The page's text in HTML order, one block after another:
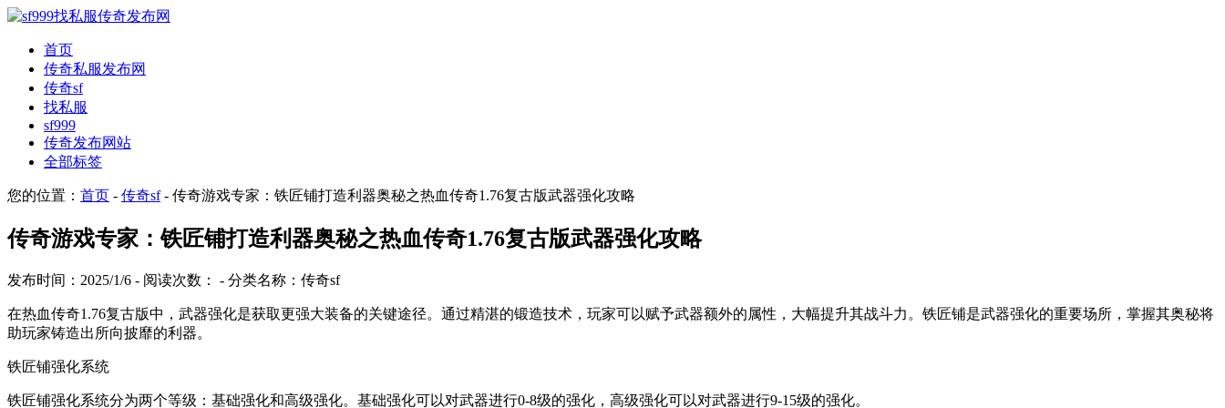
首页
传奇私服发布网
传奇sf
找私服
sf999
传奇发布网站
全部标签
您的位置： 首页 - 传奇sf- 传奇游戏专家：铁匠铺打造利器奥秘之热血传奇1.76复古版武器强化攻略
传奇游戏专家：铁匠铺打造利器奥秘之热血传奇1.76复古版武器强化攻略
发布时间：2025/1/6 - 阅读次数： - 分类名称：传奇sf
在热血传奇1.76复古版中，武器强化是获取更强大装备的关键途径。通过精湛的锻造技术，玩家可以赋予武器额外的属性，大幅提升其战斗力。铁匠铺是武器强化的重要场所，掌握其奥秘将
助玩家铸造出所向披靡的利器。
铁匠铺强化系统
铁匠铺强化系统分为两个等级：基础强化和高级强化。基础强化可以对武器进行0-8级的强化，高级强化可以对武器进行9-15级的强化。